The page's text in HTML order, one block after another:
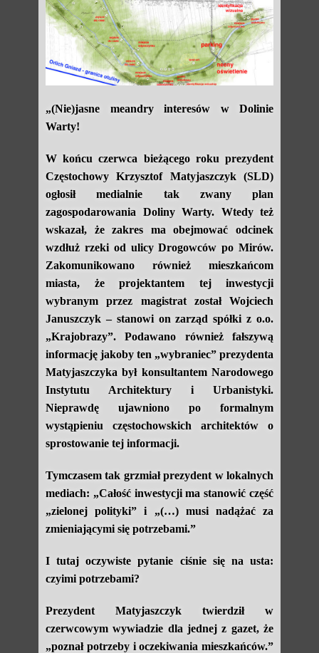
„(Nie)jasne meandry interesów w Dolinie
Warty!
W końcu czerwca bieżącego roku prezydent
Częstochowy Krzysztof Matyjaszczyk (SLD)
ogłosił medialnie tak zwany plan
zagospodarowania Doliny Warty. Wtedy też
wskazał, że zakres ma obejmować odcinek
wzdłuż rzeki od ulicy Drogowców po Mirów.
Zakomunikowano również mieszkańcom
miasta, że projektantem tej inwestycji
wybranym przez magistrat został Wojciech
Januszczyk – stanowi on zarząd spółki z o.o.
„Krajobrazy”. Podawano również fałszywą
informację jakoby ten „wybraniec” prezydenta
Matyjaszczyka był konsultantem Narodowego
Instytutu Architektury i Urbanistyki.
Nieprawdę ujawniono po formalnym
wystąpieniu częstochowskich architektów o
sprostowanie tej informacji.
Tymczasem tak grzmiał prezydent w lokalnych
mediach: „Całość inwestycji ma stanowić część
„zielonej polityki” i „(…) musi nadążać za
zmieniającymi się potrzebami.”
I tutaj oczywiste pytanie ciśnie się na usta:
czyimi potrzebami?
Prezydent Matyjaszczyk twierdził w
czerwcowym wywiadzie dla jednej z gazet, że
„poznał potrzeby i oczekiwania mieszkańców.”